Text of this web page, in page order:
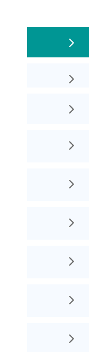
5
5
5
5
5
5
5
5
5